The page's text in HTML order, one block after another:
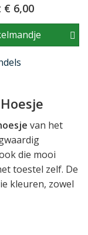
6,00
van het
die mooi
toestel zelf. De
kleuren, zowel